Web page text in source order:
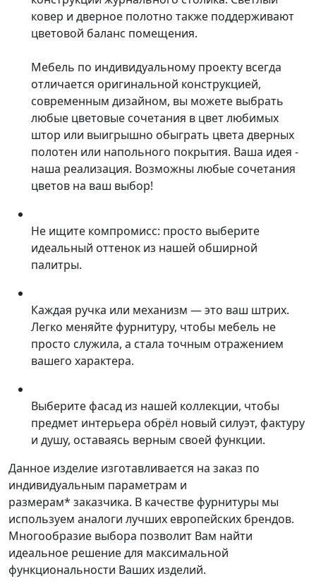
ковер и дверное полотно также поддерживают
цветовой баланс помещения.
Мебель по индивидуальному проекту всегда
отличается оригинальной конструкцией,
современным дизайном, вы можете выбрать
любые цветовые сочетания в цвет любимых
штор или выигрышно обыграть цвета дверных
полотен или напольного покрытия. Ваша идея -
наша реализация. Возможны любые сочетания
цветов на ваш выбор!
Не ищите компромисс: просто выберите
идеальный оттенок из нашей обширной
палитры.
Каждая ручка или механизм — это ваш штрих.
Легко меняйте фурнитуру, чтобы мебель не
просто служила, а стала точным отражением
вашего характера.
Выберите фасад из нашей коллекции, чтобы
предмет интерьера обрёл новый силуэт, фактуру
и душу, оставаясь верным своей функции.
Данное изделие изготавливается на заказ по
индивидуальным параметрам и
размерам* заказчика. В качестве фурнитуры мы
используем аналоги лучших европейских брендов.
Многообразие выбора позволит Вам найти
идеальное решение для максимальной
функциональности Ваших изделий.